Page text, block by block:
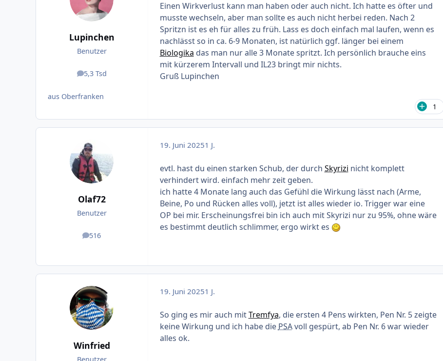
Lupinchen
Benutzer
5,3 Tsd
Beiträge
aus Oberfranken
Einen Wirkverlust kann man haben oder auch nicht. Ich hatte es öfter und
musste wechseln, aber man sollte es auch nicht herbei reden. Nach 2
Spritzn ist es eh für alles zu früh. Lass es doch einfach mal laufen, wenn es
nachlässt so in ca. 6-9 Monaten, ist natürlich ggf. länger bei einem
Biologika das man nur alle 3 Monate spritzt. Ich persönlich brauche eins
mit kürzerem Intervall und IL23 bringt mir nichts.
Gruß Lupinchen
1
Olaf72
Benutzer
516
Beiträge
19. Juni 20251 J.
evtl. hast du einen starken Schub, der durch Skyrizi nicht komplett
verhindert wird. einfach mehr zeit geben.
ich hatte 4 Monate lang auch das Gefühl die Wirkung lässt nach (Arme,
Beine, Po und Rücken alles voll), jetzt ist alles wieder io. Trigger war eine
OP bei mir. Erscheinungsfrei bin ich auch mit Skyrizi nur zu 95%, ohne wäre
es bestimmt deutlich schlimmer, ergo wirkt es
Winfried
19. Juni 20251 J.
So ging es mir auch mitTremfya, die ersten 4 Pens wirkten, Pen Nr. 5 zeigte
keine Wirkung und ich habe die PSAvoll gespürt, ab Pen Nr. 6 war wieder
alles ok.